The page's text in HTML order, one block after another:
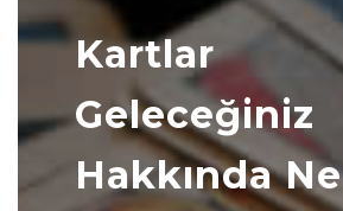
Kartlar
Geleceğiniz
Hakkında Ne